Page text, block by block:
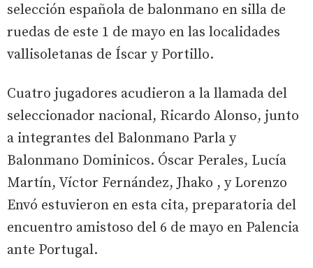
selección española de balonmano en silla de
ruedas de este 1 de mayo en las localidades
vallisoletanas de Íscar y Portillo.
Cuatro jugadores acudieron a la llamada del
seleccionador nacional, Ricardo Alonso, junto
a integrantes del Balonmano Parla y
Balonmano Dominicos. Óscar Perales, Lucía
Martín, Víctor Fernández, Jhako , y Lorenzo
Envó estuvieron en esta cita, preparatoria del
encuentro amistoso del 6 de mayo en Palencia
ante Portugal.